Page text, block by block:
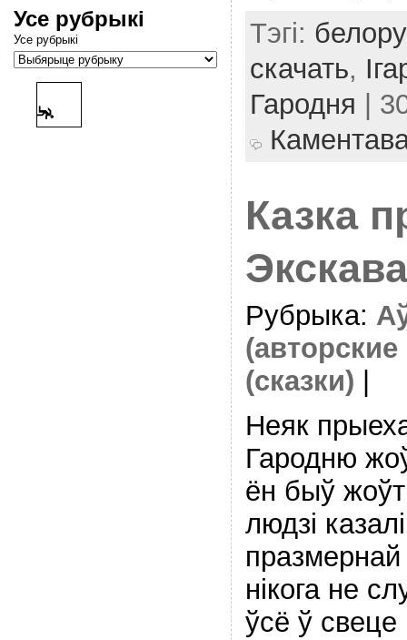
Усе рубрыкі
Усе рубрыкі
Тэгі:
скачать,
Гародня |
Казка
Рубрыка:
(авторские
(сказки)
Неяк
Гародню
ён быў
людзі
нікога не
ўсё ў свеце